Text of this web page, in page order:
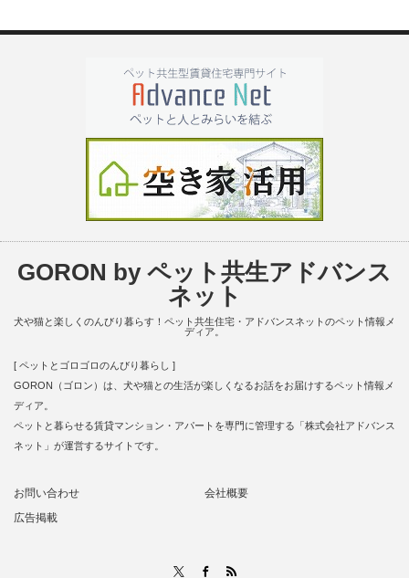
GORON by ペット共生アドバンス
ネット
犬や猫と楽しくのんびり暮らす！ペット共生住宅・アドバンスネットのペット情報メ
ディア。
[ ペットとゴロゴロのんびり暮らし ]
GORON（ゴロン）は、犬や猫との生活が楽しくなるお話をお届けするペット情報メ
ディア。
ペットと暮らせる賃貸マンション・アパートを専門に管理する「株式会社アドバンス
ネット」が運営するサイトです。
お問い合わせ
会社概要
広告掲載
Facebook